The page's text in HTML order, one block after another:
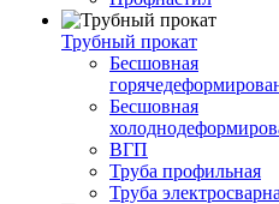
Трубный прокат
Бесшовная
Бесшовная
ВГП
Труба профильная
Труба